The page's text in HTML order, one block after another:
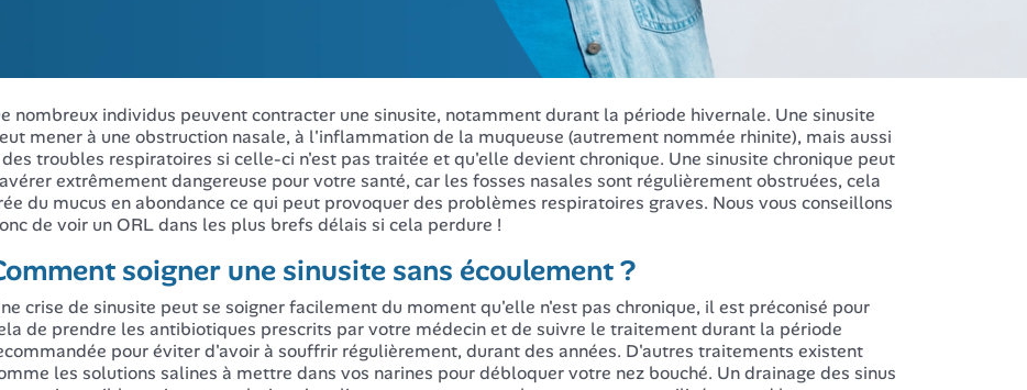
nombreux individus peuvent contracter une sinusite, notamment durant la période hivernale. Une sinusite
mener à une obstruction nasale, à l'inflammation de la muqueuse (autrement nommée rhinite), mais aussi
troubles respiratoires si celle-ci n'est pas traitée et qu'elle devient chronique. Une sinusite chronique peut
extrêmement dangereuse pour votre santé, car les fosses nasales sont régulièrement obstruées, cela
du mucus en abondance ce qui peut provoquer des problèmes respiratoires graves. Nous vous conseillons
de voir un ORL dans les plus brefs délais si cela perdure !
soigner une sinusite sans écoulement ?
crise de sinusite peut se soigner facilement du moment qu'elle n'est pas chronique, il est préconisé pour
de prendre les antibiotiques prescrits par votre médecin et de suivre le traitement durant la période
pour éviter d'avoir à souffrir régulièrement, durant des années. D'autres traitements existent
les solutions salines à mettre dans vos narines pour débloquer votre nez bouché. Un drainage des sinus